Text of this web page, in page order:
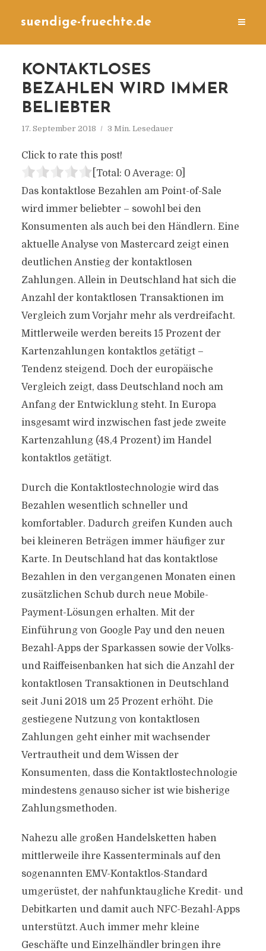
suendige-fruechte.de
KONTAKTLOSES
BEZAHLEN WIRD IMMER
BELIEBTER
17. September 2018 3 Min. Lesedauer
Click to rate this post!
[Total: 0 Average: 0]
Das kontaktlose Bezahlen am Point-of-Sale
wird immer beliebter – sowohl bei den
Konsumenten als auch bei den Händlern. Eine
aktuelle Analyse von Mastercard zeigt einen
deutlichen Anstieg der kontaktlosen
Zahlungen. Allein in Deutschland hat sich die
Anzahl der kontaktlosen Transaktionen im
Vergleich zum Vorjahr mehr als verdreifacht.
Mittlerweile werden bereits 15 Prozent der
Kartenzahlungen kontaktlos getätigt –
Tendenz steigend. Doch der europäische
Vergleich zeigt, dass Deutschland noch am
Anfang der Entwicklung steht. In Europa
insgesamt wird inzwischen fast jede zweite
Kartenzahlung (48,4 Prozent) im Handel
kontaktlos getätigt.
Durch die Kontaktlostechnologie wird das
Bezahlen wesentlich schneller und
komfortabler. Dadurch greifen Kunden auch
bei kleineren Beträgen immer häufiger zur
Karte. In Deutschland hat das kontaktlose
Bezahlen in den vergangenen Monaten einen
zusätzlichen Schub durch neue Mobile-
Payment-Lösungen erhalten. Mit der
Einführung von Google Pay und den neuen
Bezahl-Apps der Sparkassen sowie der Volks-
und Raiffeisenbanken hat sich die Anzahl der
kontaktlosen Transaktionen in Deutschland
seit Juni 2018 um 25 Prozent erhöht. Die
gestiegene Nutzung von kontaktlosen
Zahlungen geht einher mit wachsender
Vertrautheit und dem Wissen der
Konsumenten, dass die Kontaktlostechnologie
mindestens genauso sicher ist wie bisherige
Zahlungsmethoden.
Nahezu alle großen Handelsketten haben
mittlerweile ihre Kassenterminals auf den
sogenannten EMV-Kontaktlos-Standard
umgerüstet, der nahfunktaugliche Kredit- und
Debitkarten und damit auch NFC-Bezahl-Apps
unterstützt. Auch immer mehr kleine
Geschäfte und Einzelhändler bringen ihre